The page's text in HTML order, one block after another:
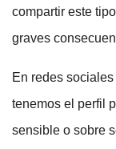
compartir este
graves
En redes
tenemos el perfil
sensible o sobre